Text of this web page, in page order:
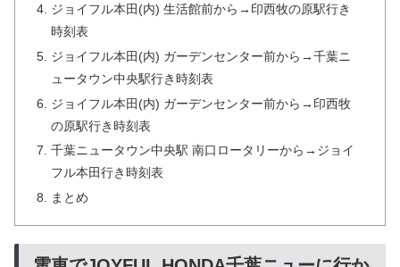
ジョイフル本田(内) 生活館前から→印西牧の原駅行き
時刻表
ジョイフル本田(内) ガーデンセンター前から→千葉ニ
ュータウン中央駅行き時刻表
ジョイフル本田(内) ガーデンセンター前から→印西牧
の原駅行き時刻表
千葉ニュータウン中央駅 南口ロータリーから→ジョイ
フル本田行き時刻表
まとめ